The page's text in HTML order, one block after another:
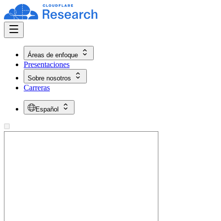
Áreas de enfoque
Presentaciones
Sobre nosotros
Carreras
Español